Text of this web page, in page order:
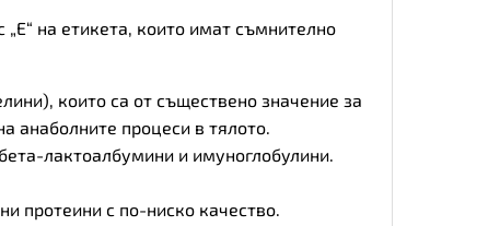
на етикета, които имат съмнително
които са от съществено значение за
анаболните процеси в тялото.
лактоалбумини и имуноглобулини.
протеини с по-ниско качество.